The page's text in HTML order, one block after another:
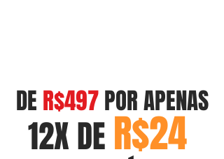
DE R$497POR APENAS
12X DE R$24